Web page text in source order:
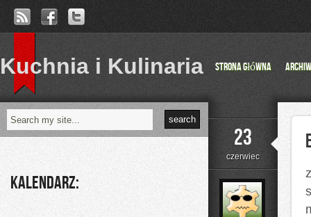
Kuchnia i Kulinaria Strona główna
23
czerwiec
Kalendarz: